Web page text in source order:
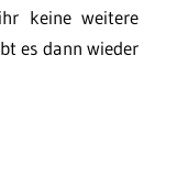
keine weitere
es dann wieder